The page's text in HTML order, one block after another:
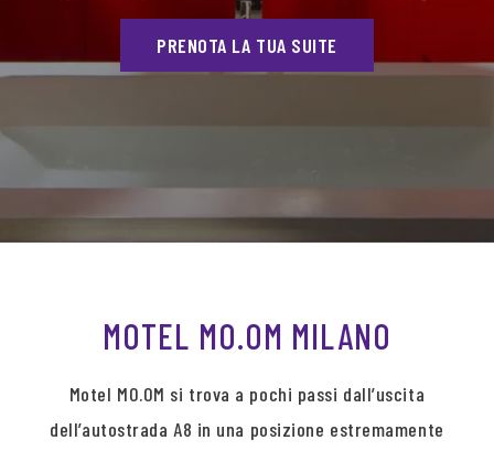
PRENOTA LA TUA SUITE
MOTEL MO.OM MILANO
Motel MO.OM si trova a pochi passi dall’uscita
dell’autostrada A8 in una posizione estremamente